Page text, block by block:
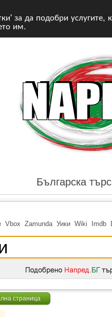
за да подобри
им.
Българска
Vbox Zamunda Уики Wiki Imdb
страница